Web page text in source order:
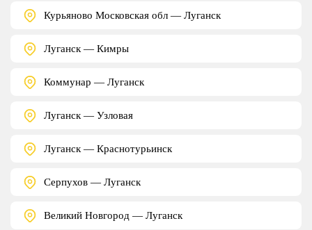
Курьяново Московская обл — Луганск
Луганск — Кимры
Коммунар — Луганск
Луганск — Узловая
Луганск — Краснотурьинск
Серпухов — Луганск
Великий Новгород — Луганск